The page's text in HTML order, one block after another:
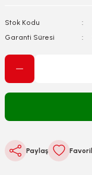
Stok Kodu
Garanti Süresi
Paylaş